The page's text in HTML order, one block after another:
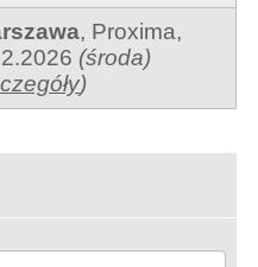
, Proxima,
(środa)
)